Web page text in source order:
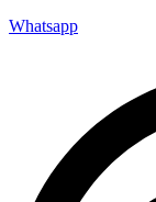
Whatsapp